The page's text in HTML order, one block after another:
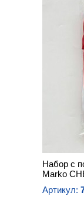
Набор с
Marko
Артикул: